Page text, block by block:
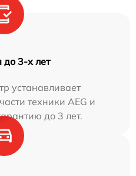
до 3-х лет
устанавливает
техники AEG и
до 3 лет.